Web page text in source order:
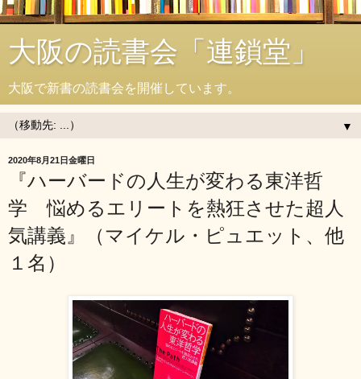
大阪の読書会「連鎖堂」
大阪で新書の読書会を開催しています。
▼
2020年8月21日金曜日
『ハーバードの人生が変わる東洋哲
学 悩めるエリートを熱狂させた超人
気講義』（マイケル・ピュエット、他
１名）